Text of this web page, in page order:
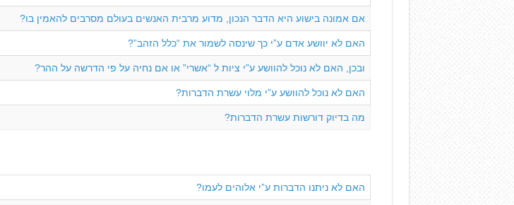
אם אמונה בישוע היא הדבר הנכון, מדוע מרבית האנשים בעולם מסרבים להאמין בו?
האם לא יוושע אדם ע”י כך שינסה לשמור את “כלל הזהב”?
ובכן, האם לא נוכל להוושע ע”י ציות ל “אשרי” או אם נחיה על פי הדרשה על ההר?
האם לא נוכל להוושע ע”י מלוי עשרת הדברות?
מה בדיוק דורשות עשרת הדברות?
האם לא ניתנו הדברות ע”י אלוהים לעמו?